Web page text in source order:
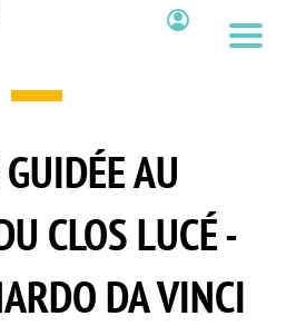
AU
CLOS LUCÉ -
DA VINCI